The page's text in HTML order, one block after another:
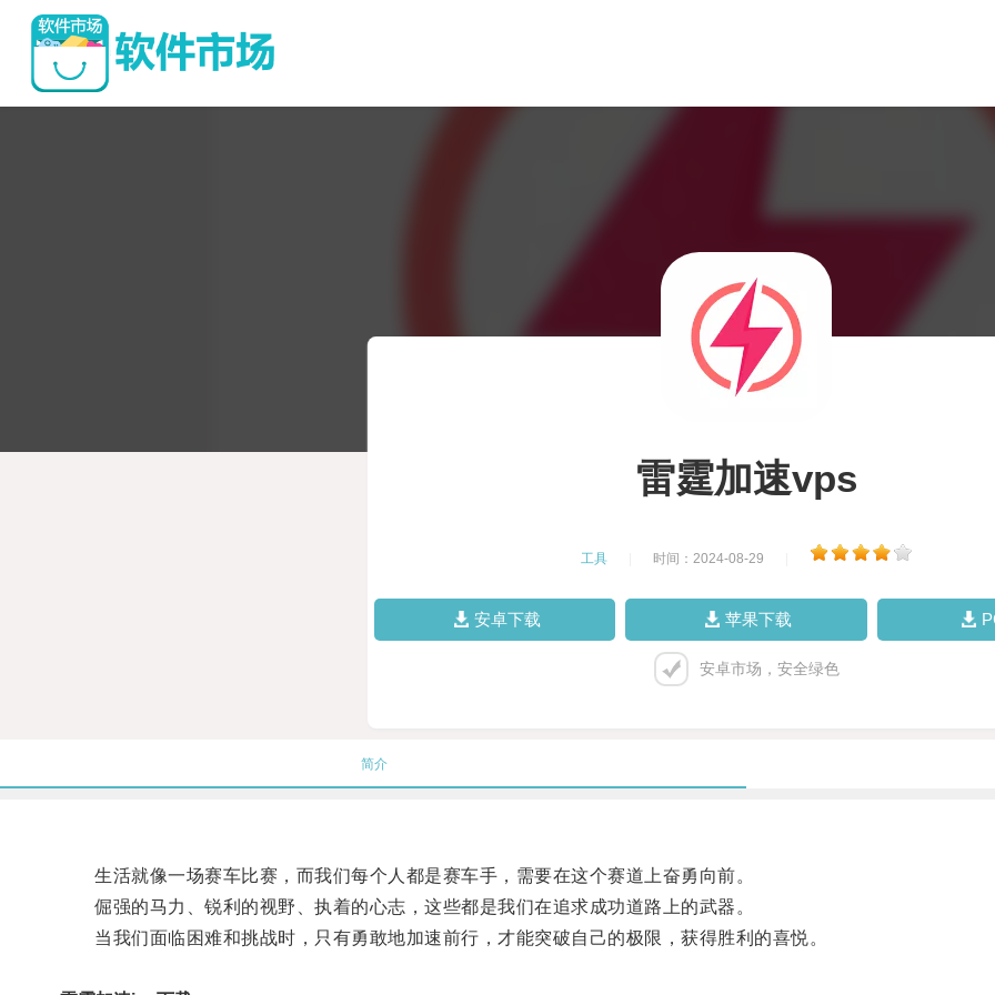
雷霆加速vps
工具 时间：2024-08-29
安卓下载 苹果下载
安卓市场，安全绿色
简介
生活就像一场赛车比赛，而我们每个人都是赛车手，需要在这个赛道上奋勇向前。
倔强的马力、锐利的视野、执着的心志，这些都是我们在追求成功道路上的武器。
当我们面临困难和挑战时，只有勇敢地加速前行，才能突破自己的极限，获得胜利的喜悦。